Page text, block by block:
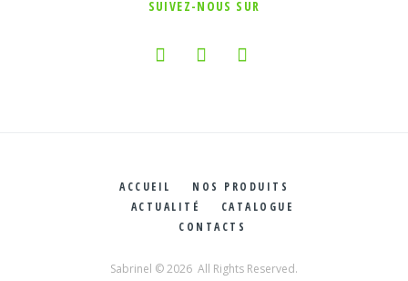
SUIVEZ-NOUS SUR
ACCUEIL
NOS PRODUITS
ACTUALITÉ
CATALOGUE
CONTACTS
Sabrinel © 2026 All Rights Reserved.